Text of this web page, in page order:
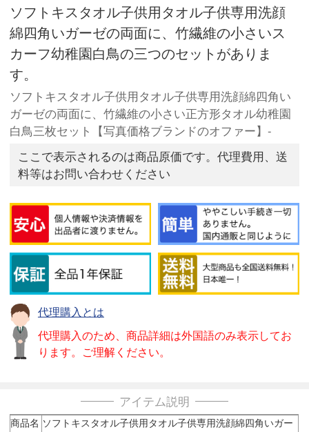
ソフトキスタオル子供用タオル子供専用洗顔
綿四角いガーゼの両面に、竹繊維の小さいス
カーフ幼稚園白鳥の三つのセットがありま
す。
ソフトキスタオル子供用タオル子供専用洗顔綿四角い
ガーゼの両面に、竹繊維の小さい正方形タオル幼稚園
白鳥三枚セット【写真価格ブランドのオファー】-
ここで表示されるのは商品原価です。代理費用、送
料等はお問い合わせください
代理購入とは
代理購入のため、商品詳細は外国語のみ表示してお
ります。ご理解ください。
アイテム説明
商品名 ソフトキスタオル子供用タオル子供専用洗顔綿四角いガー